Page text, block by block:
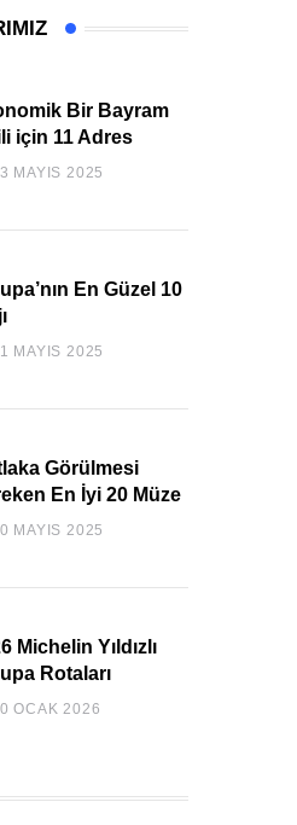
Bir Bayram
için 11 Adres
MAYIS 2025
En Güzel 10
MAYIS 2025
Görülmesi
En İyi 20 Müze
MAYIS 2025
Michelin Yıldızlı
Rotaları
OCAK 2026